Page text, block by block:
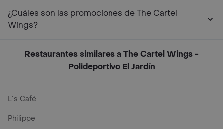
¿Cuáles son las promociones de The Cartel
Wings?
Restaurantes similares a The Cartel Wings -
Polideportivo El Jardín
L´s Café
Philippe